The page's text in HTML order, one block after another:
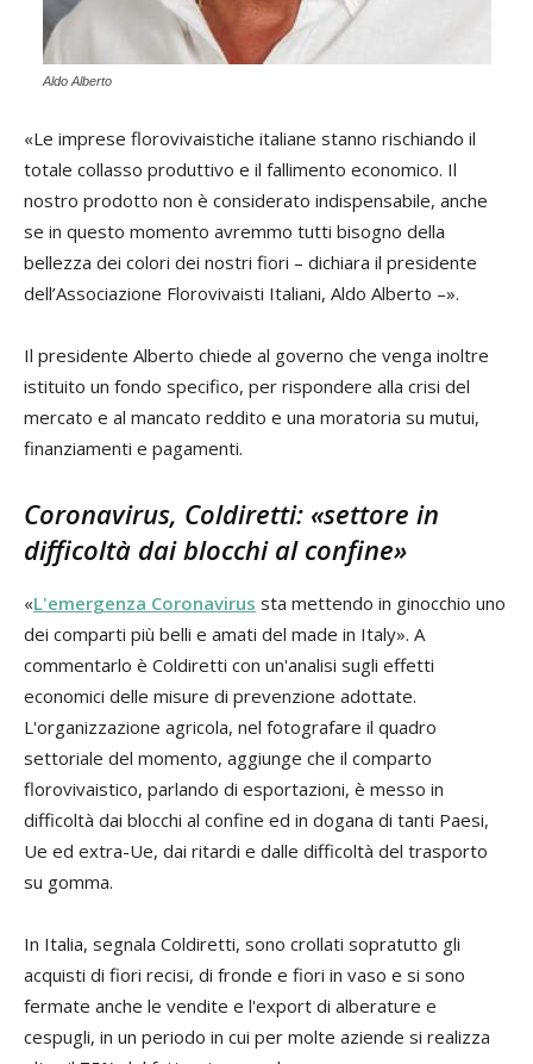
Aldo Alberto
«Le imprese florovivaistiche italiane stanno rischiando il
totale collasso produttivo e il fallimento economico. Il
nostro prodotto non è considerato indispensabile, anche
se in questo momento avremmo tutti bisogno della
bellezza dei colori dei nostri fiori – dichiara il presidente
dell’Associazione Florovivaisti Italiani, Aldo Alberto –».
Il presidente Alberto chiede al governo che venga inoltre
istituito un fondo specifico, per rispondere alla crisi del
mercato e al mancato reddito e una moratoria su mutui,
finanziamenti e pagamenti.
Coronavirus, Coldiretti: «settore in
difficoltà dai blocchi al confine»
«L'emergenza Coronavirus sta mettendo in ginocchio uno
dei comparti più belli e amati del made in Italy». A
commentarlo è Coldiretti con un'analisi sugli effetti
economici delle misure di prevenzione adottate.
L'organizzazione agricola, nel fotografare il quadro
settoriale del momento, aggiunge che il comparto
florovivaistico, parlando di esportazioni, è messo in
difficoltà dai blocchi al confine ed in dogana di tanti Paesi,
Ue ed extra-Ue, dai ritardi e dalle difficoltà del trasporto
su gomma.
In Italia, segnala Coldiretti, sono crollati sopratutto gli
acquisti di fiori recisi, di fronde e fiori in vaso e si sono
fermate anche le vendite e l'export di alberature e
cespugli, in un periodo in cui per molte aziende si realizza